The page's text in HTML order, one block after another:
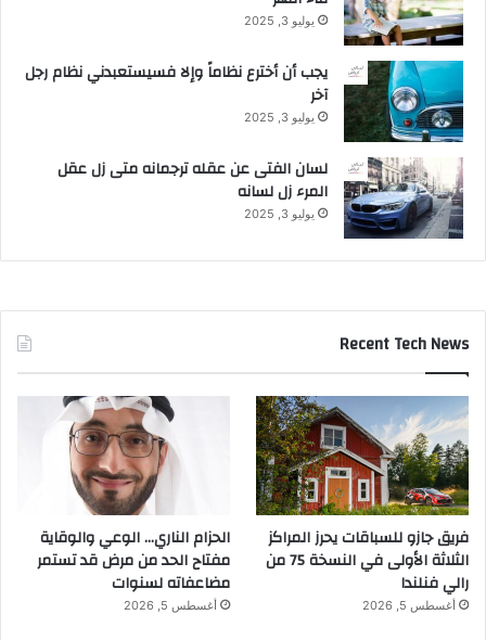
ق
2
7
س
ر
2
0
1
م
ل
م
د
ة
8
أ
ي
ا
م
ع
م
يوليو 3, 2025
يجب أن أخترع نظاماً وإلا فسيستعبدني نظام رجل
آخر
يوليو 3, 2025
لسان الفتى عن عقله ترجمانه متى زل عقل
المرء زل لسانه
يوليو 3, 2025
Recent Tech News
فريق جازو للسباقات يحرز المراكز
الثلاثة الأولى في النسخة 75 من
رالي فنلندا
أغسطس 5, 2026
الحزام الناري… الوعي والوقاية
مفتاح الحد من مرض قد تستمر
مضاعفاته لسنوات
أغسطس 5, 2026